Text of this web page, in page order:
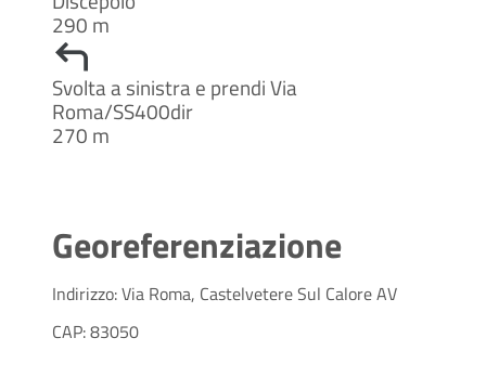
290 m
Svolta a sinistra e prendi Via
Roma/SS400dir
270 m
Georeferenziazione
Indirizzo: Via Roma, Castelvetere Sul Calore AV
CAP: 83050